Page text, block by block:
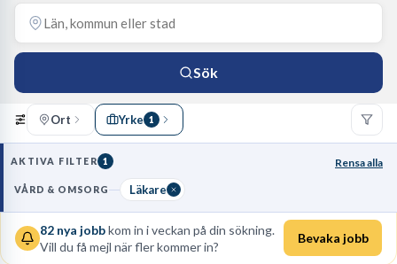
Sök
Ort Yrke 1
AKTIVA FILTER 1 Rensa alla
VÅRD & OMSORG Läkare
82 nya jobbkom in i veckan på din sökning.
Vill du få mejl när fler kommer in?
Bevaka jobb